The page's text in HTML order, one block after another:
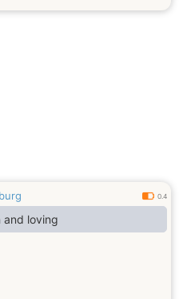
0.4
and loving